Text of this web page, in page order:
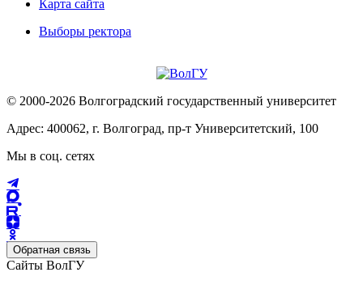
Карта сайта
Выборы ректора
© 2000-2026 Волгоградский государственный университет
Адрес: 400062, г. Волгоград, пр-т Университетский, 100
Мы в соц. сетях
Обратная связь
Сайты ВолГУ